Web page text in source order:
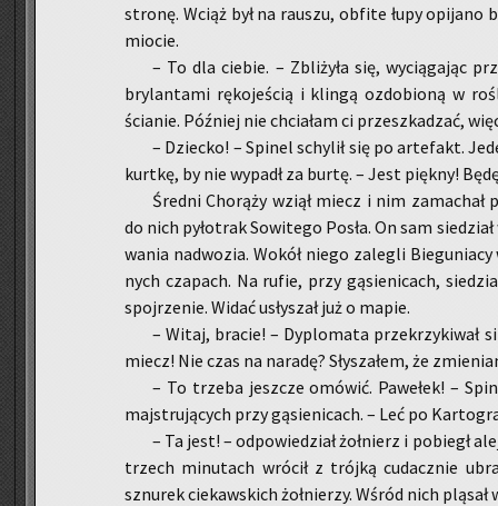
stro­nę. Wciąż był na rau­szu, ob­fi­te łupy
mio­cie.
– To dla cie­bie. – Zbli­ży­ła się, wy­cią­ga­jąc
bry­lan­ta­mi rę­ko­je­ścią i klin­gą ozdo­bio­ną w
ścia­nie. Póź­niej nie chcia­łam ci prze­szka­dzać,
– Dziec­ko! – Spi­nel schy­lił się po ar­te­fakt.
kurt­kę, by nie wy­padł za burtę. – Jest pięk­ny!
Śred­ni Cho­rą­ży wziął miecz i nim za­ma­chał
do nich py­ło­trak So­wi­te­go Posła. On sam
wa­nia nad­wo­zia. Wokół niego za­le­gli
nych cza­pach. Na rufie, przy gą­sie­ni­cach,
spoj­rze­nie. Widać usły­szał już o mapie.
– Witaj, bra­cie! – Dy­plo­ma­ta prze­krzy­ki­wał
miecz! Nie czas na na­ra­dę? Sły­sza­łem, że
– To trze­ba jesz­cze omó­wić. Pa­we­łek! –
maj­stru­ją­cych przy gą­sie­ni­cach. – Leć po
– Ta jest! – od­po­wie­dział żoł­nierz i po­biegł
trzech mi­nu­tach wró­cił z trój­ką cu­dacz­nie
sznu­rek cie­kaw­skich żoł­nie­rzy. Wśród nich plą­sał